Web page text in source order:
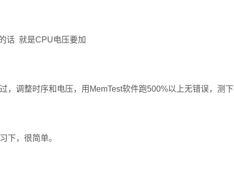
话 就是CPU电压要加
，调整时序和电压，用MemTest软件跑500%以上无错误，测
下，很简单。